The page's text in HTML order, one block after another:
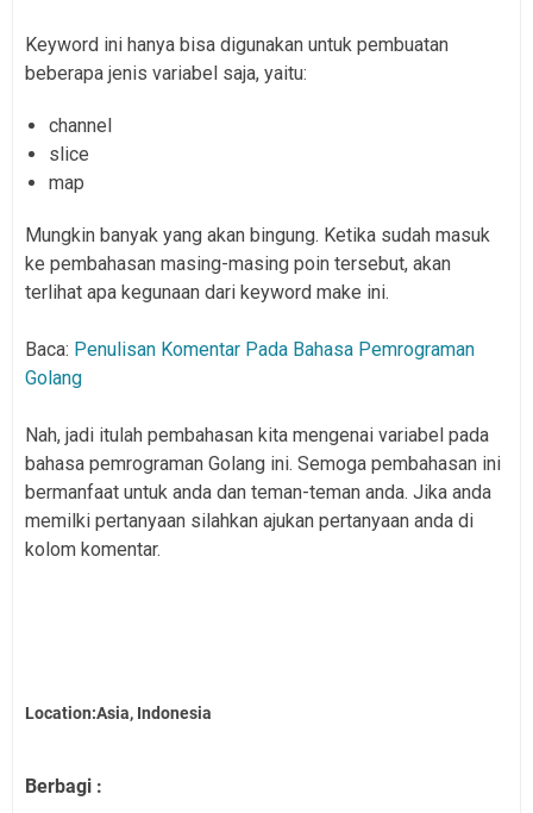
Keyword ini hanya bisa digunakan untuk pembuatan
beberapa jenis variabel saja, yaitu:
channel
slice
map
Mungkin banyak yang akan bingung. Ketika sudah masuk
ke pembahasan masing-masing poin tersebut, akan
terlihat apa kegunaan dari keyword make ini.
Baca: Penulisan Komentar Pada Bahasa Pemrograman
Golang
Nah, jadi itulah pembahasan kita mengenai variabel pada
bahasa pemrograman Golang ini. Semoga pembahasan ini
bermanfaat untuk anda dan teman-teman anda. Jika anda
memilki pertanyaan silahkan ajukan pertanyaan anda di
kolom komentar.
Location:Asia, Indonesia
Berbagi :